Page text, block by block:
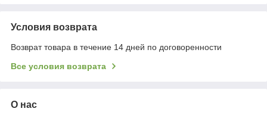
Условия возврата
Возврат товара в течение 14 дней по договоренности
Все условия возврата
О нас